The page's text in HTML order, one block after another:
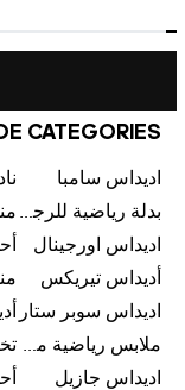
CATEGORIES
اديداس سامبا
بدلة رياضية للرجال من أديداس
اديداس اورجينال
أديداس تيريكس
اديداس سوبر ستار
ملابس رياضية من أديداس
اديداس جازيل